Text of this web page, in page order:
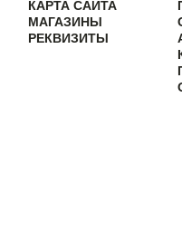
КАРТА САЙТА
МАГАЗИНЫ
РЕКВИЗИТЫ